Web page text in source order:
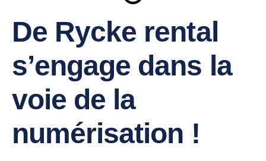
De Rycke rental
s’engage dans la
voie de la
numérisation !